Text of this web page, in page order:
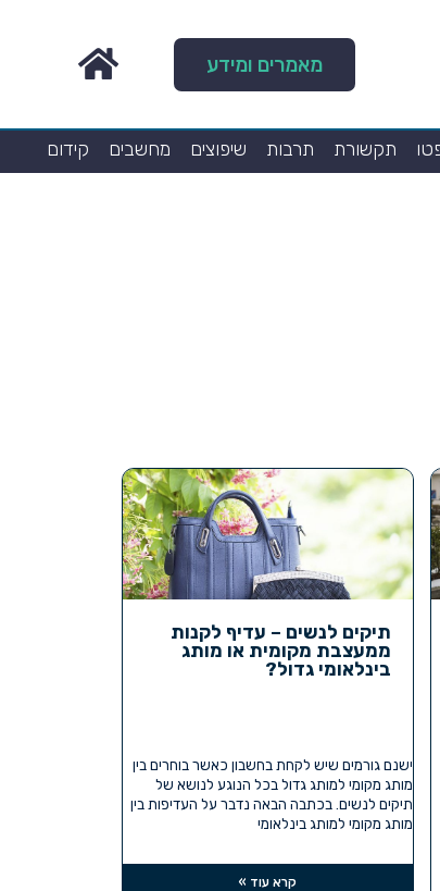
מאמרים ומידע
תקשורת תרבות שיפוצים מחשבים קידום
תיקים לנשים – עדיף לקנות
ממעצבת מקומית או מותג
בינלאומי גדול?
ישנם גורמים שיש לקחת בחשבון כאשר בוחרים בין
מותג מקומי למותג גדול בכל הנוגע לנושא של
תיקים לנשים. בכתבה הבאה נדבר על העדיפות בין
מותג מקומי למותג בינלאומי
קרא עוד »